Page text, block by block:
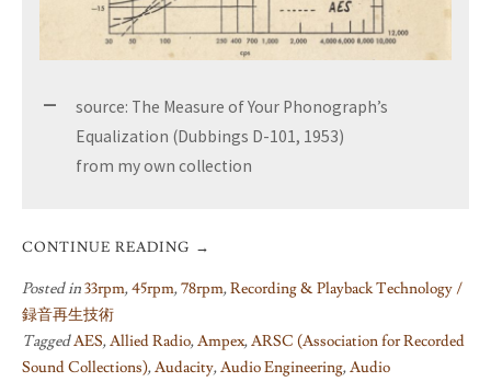
source: The Measure of Your Phonograph’s
Equalization (Dubbings D-101, 1953)
from my own collection
CONTINUE READING →
Posted in33rpm,45rpm,78rpm,Recording & Playback Technology /
録音再生技術
TaggedAES,Allied Radio,Ampex,ARSC (Association for Recorded
Sound Collections),Audacity,Audio Engineering,Audio